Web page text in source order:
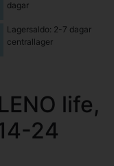
dagar
Lagersaldo: 2-7 dagar
centrallager
life,
24